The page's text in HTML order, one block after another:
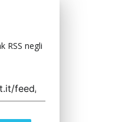
RSS negli